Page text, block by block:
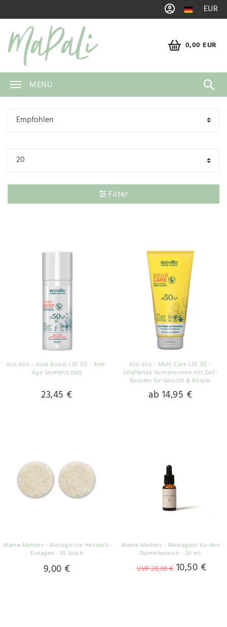
EUR
0,00 EUR
MENÜ
Filter
eco elio - Aura Boost LSF 50 - Anti-
Age Sonnenschutz
23,45 €
eco elio - Mehr Care LSF 50 -
straffende Sonnencreme mit Zell-
Booster für Gesicht & Körper
ab 14,95 €
Mama Matters - Biologische Heilwoll-
Einlagen - 10 Stück
9,00 €
Mama Matters - Massageöl für den
Dammbereich - 20 ml
UVP 20,00 € 10,50 €